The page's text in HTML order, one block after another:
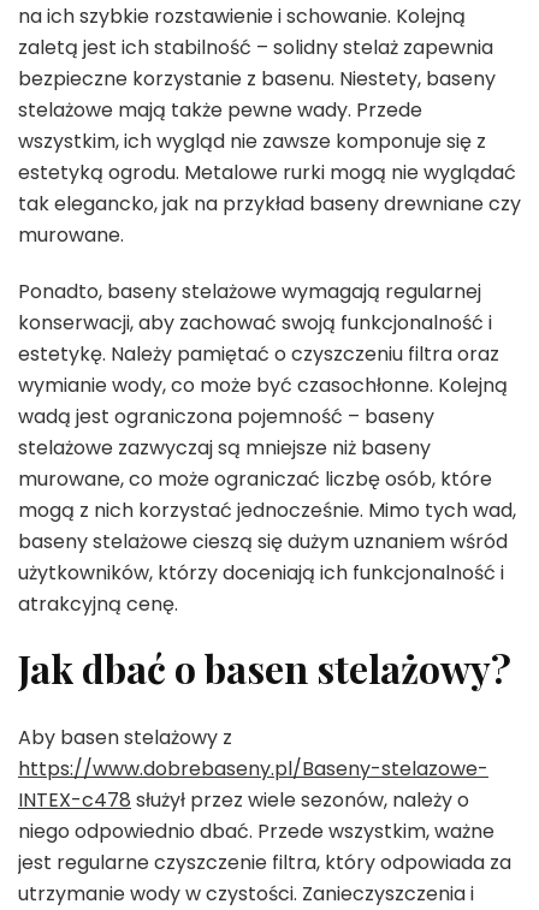
na ich szybkie rozstawienie i schowanie. Kolejną
zaletą jest ich stabilność – solidny stelaż zapewnia
bezpieczne korzystanie z basenu. Niestety, baseny
stelażowe mają także pewne wady. Przede
wszystkim, ich wygląd nie zawsze komponuje się z
estetyką ogrodu. Metalowe rurki mogą nie wyglądać
tak elegancko, jak na przykład baseny drewniane czy
murowane.
Ponadto, baseny stelażowe wymagają regularnej
konserwacji, aby zachować swoją funkcjonalność i
estetykę. Należy pamiętać o czyszczeniu filtra oraz
wymianie wody, co może być czasochłonne. Kolejną
wadą jest ograniczona pojemność – baseny
stelażowe zazwyczaj są mniejsze niż baseny
murowane, co może ograniczać liczbę osób, które
mogą z nich korzystać jednocześnie. Mimo tych wad,
baseny stelażowe cieszą się dużym uznaniem wśród
użytkowników, którzy doceniają ich funkcjonalność i
atrakcyjną cenę.
Jak dbać o basen stelażowy?
Aby basen stelażowy z
https://www.dobrebaseny.pl/Baseny-stelazowe-
INTEX-c478 służył przez wiele sezonów, należy o
niego odpowiednio dbać. Przede wszystkim, ważne
jest regularne czyszczenie filtra, który odpowiada za
utrzymanie wody w czystości. Zanieczyszczenia i